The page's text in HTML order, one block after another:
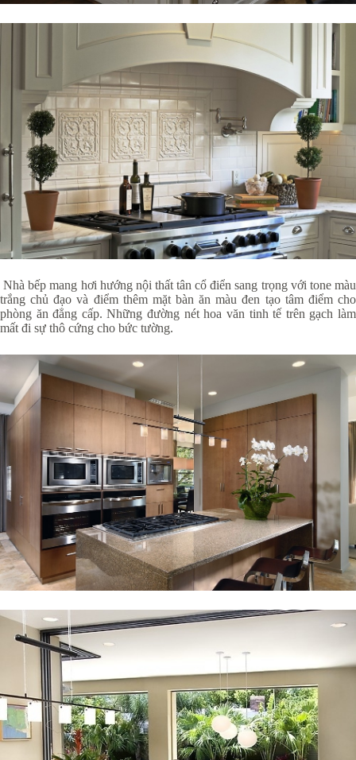
Nhà bếp mang hơi hướng nội thất tân cổ điển sang trọng với tone màu
trắng chủ đạo và điểm thêm mặt bàn ăn màu đen tạo tâm điểm cho
phòng ăn đẳng cấp. Những đường nét hoa văn tinh tế trên gạch làm
mất đi sự thô cứng cho bức tường.